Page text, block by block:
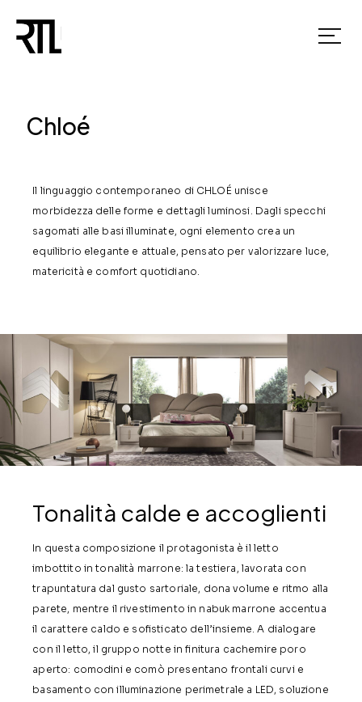
Chloé
Il linguaggio contemporaneo di CHLOÉ unisce
morbidezza delle forme e dettagli luminosi. Dagli specchi
sagomati alle basi illuminate, ogni elemento crea un
equilibrio elegante e attuale, pensato per valorizzare luce,
matericità e comfort quotidiano.
Tonalità calde e accoglienti
In questa composizione il protagonista è il letto
imbottito in tonalità marrone: la testiera, lavorata con
trapuntatura dal gusto sartoriale, dona volume e ritmo alla
parete, mentre il rivestimento in nabuk marrone accentua
il carattere caldo e sofisticato dell’insieme. A dialogare
con il letto, il gruppo notte in finitura cachemire poro
aperto: comodini e comò presentano frontali curvi e
basamento con illuminazione perimetrale a LED, soluzione